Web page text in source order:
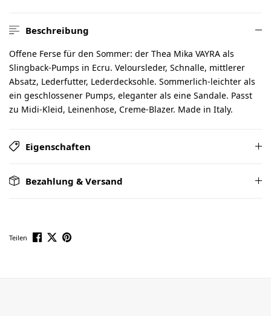
Beschreibung
Offene Ferse für den Sommer: der Thea Mika VAYRA als
Slingback-Pumps in Ecru. Veloursleder, Schnalle, mittlerer
Absatz, Lederfutter, Lederdecksohle. Sommerlich-leichter als
ein geschlossener Pumps, eleganter als eine Sandale. Passt
zu Midi-Kleid, Leinenhose, Creme-Blazer. Made in Italy.
Eigenschaften
Bezahlung & Versand
Teilen